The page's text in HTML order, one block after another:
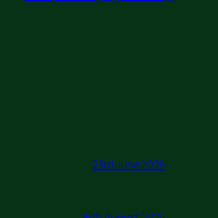
23rd June 2025